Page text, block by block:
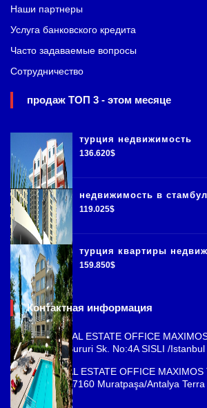
Наши партнеры
Услуга банковского кредита
Часто задаваемые вопросы
Сотрудничество
продаж ТОП 3 - этом месяце
турция недвижимость
136.620$
недвижимость в
119.025$
турция квартиры
159.850$
Контактная информация
ISTANBUL REAL ESTATE OFFICE
Park, Cemal Sururi Sk. No:4A SISLI /Istanbul
ANTALYA REAL ESTATE OFFICE
Fener Mah., 07160 Muratpaşa/Antalya